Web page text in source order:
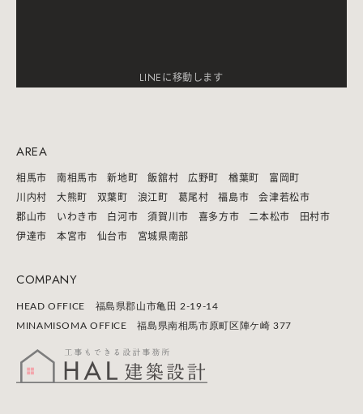
LINEに移動します
AREA
相馬市 南相馬市 新地町 飯舘村 広野町 楢葉町
富岡町
川内村
大熊町 双葉町 浪江町 葛尾村 福島市
会津若松市
郡山市
いわき市 白河市 須賀川市 喜多方市 二本松市
田村市
伊達市
本宮市 仙台市 宮城県南部
COMPANY
HEAD OFFICE 福島県郡山市⻲田 2-19-14
MINAMISOMA OFFICE 福島県南相馬市原町区陣ケ崎 377